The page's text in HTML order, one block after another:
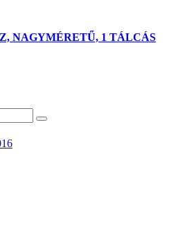
NAGYMÉRETŰ, 1 TÁLCÁS